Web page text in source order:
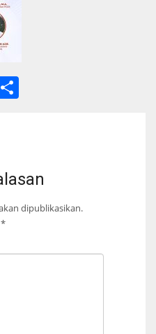
dipublikasikan.
*